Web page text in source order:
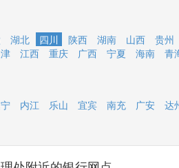
湖北 四川 陕西 湖南 山西 贵州
江西 重庆 广西 宁夏 海南 青
内江 乐山 宜宾 南充 广安 达